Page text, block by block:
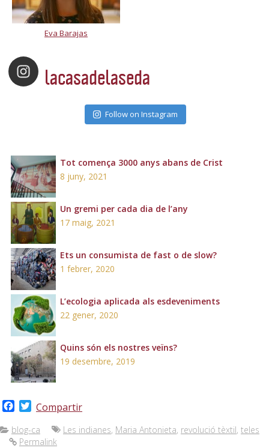
Eva Barajas
lacasadelaseda
Follow on Instagram
Tot comença 3000 anys abans de Crist
8 juny, 2021
Un gremi per cada dia de l’any
17 maig, 2021
Ets un consumista de fast o de slow?
1 febrer, 2020
L’ecologia aplicada als esdeveniments
22 gener, 2020
Quins són els nostres veïns?
19 desembre, 2019
Facebook
Twitter
Compartir
blog-ca Les indianes, Maria Antonieta, revolució tèxtil, teles
Permalink